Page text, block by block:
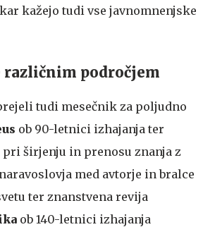
kažejo tudi vse javnomnenjske
različnim področjem
tudi mesečnik za poljudno
ob 90-letnici izhajanja ter
širjenju in prenosu znanja z
med avtorje in bralce
ter znanstvena revija
ob 140-letnici izhajanja